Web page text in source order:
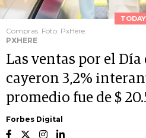
TODAY
Compras. Foto: PxHere.
PXHERE
Las ventas por el Día
cayeron 3,2%
promedio fue de $
Forbes Digital